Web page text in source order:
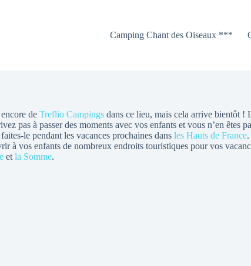
Camping Chant des Oiseaux ***
de Treflio Campingsdans ce lieu, mais cela arrive bientôt !
pas à passer des moments avec vos enfants et vous n’en êtes
le pendant les vacances prochaines dans les Hauts de France
à vos enfants de nombreux endroits touristiques pour vos
et la Somme.